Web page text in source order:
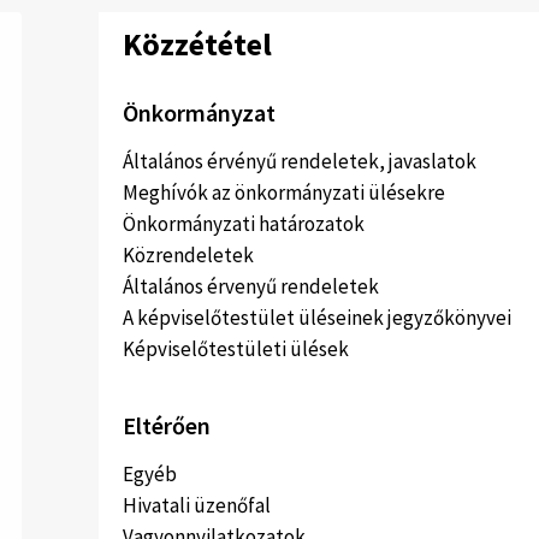
Közzététel
Önkormányzat
Általános érvényű rendeletek, javaslatok
Meghívók az önkormányzati ülésekre
Önkormányzati határozatok
Közrendeletek
Általános érvenyű rendeletek
A képviselőtestület üléseinek jegyzőkönyvei
Képviselőtestületi ülések
Eltérően
Egyéb
Hivatali üzenőfal